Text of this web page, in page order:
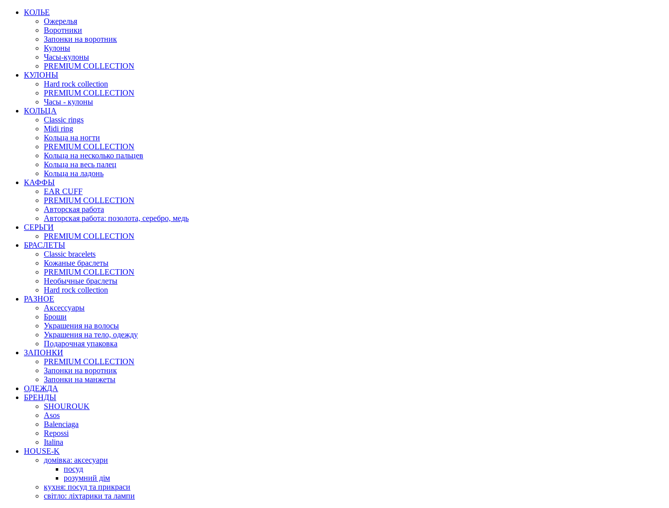
КОЛЬЕ
Ожерелья
Воротники
Запонки на воротник
Кулоны
Часы-кулоны
PREMIUM COLLECTION
КУЛОНЫ
Hard rock collection
PREMIUM COLLECTION
Часы - кулоны
КОЛЬЦА
Classic rings
Midi ring
Кольца на ногти
PREMIUM COLLECTION
Кольца на несколько пальцев
Кольца на весь палец
Кольца на ладонь
КАФФЫ
EAR CUFF
PREMIUM COLLECTION
Авторская работа
Авторская работа: позолота, серебро, медь
СЕРЬГИ
PREMIUM COLLECTION
БРАСЛЕТЫ
Classic bracelets
Кожаные браслеты
PREMIUM COLLECTION
Необычные браслеты
Hard rock collection
РАЗНОЕ
Аксессуары
Броши
Украшения на волосы
Украшения на тело, одежду
Подарочная упаковка
ЗАПОНКИ
PREMIUM COLLECTION
Запонки на воротник
Запонки на манжеты
ОДЕЖДА
БРЕНДЫ
SHOUROUK
Asos
Balenciaga
Repossi
Italina
HOUSE-K
домівка: аксесуари
посуд
розумний дім
кухня: посуд та прикраси
світло: ліхтарики та лампи